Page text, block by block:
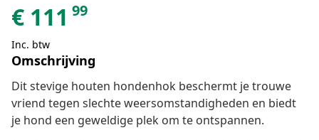
€ 111 99
Inc. btw
Omschrijving
Dit stevige houten hondenhok beschermt je trouwe
vriend tegen slechte weersomstandigheden en biedt
je hond een geweldige plek om te ontspannen.